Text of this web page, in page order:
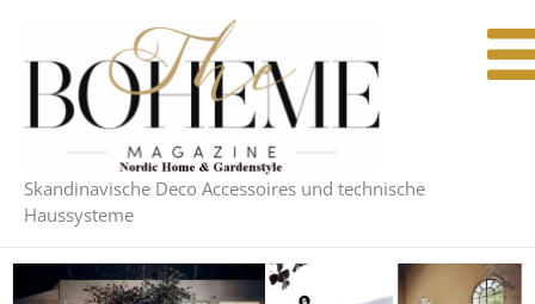
springen
Skandinavische Deco Accessoires und technische
Haussysteme